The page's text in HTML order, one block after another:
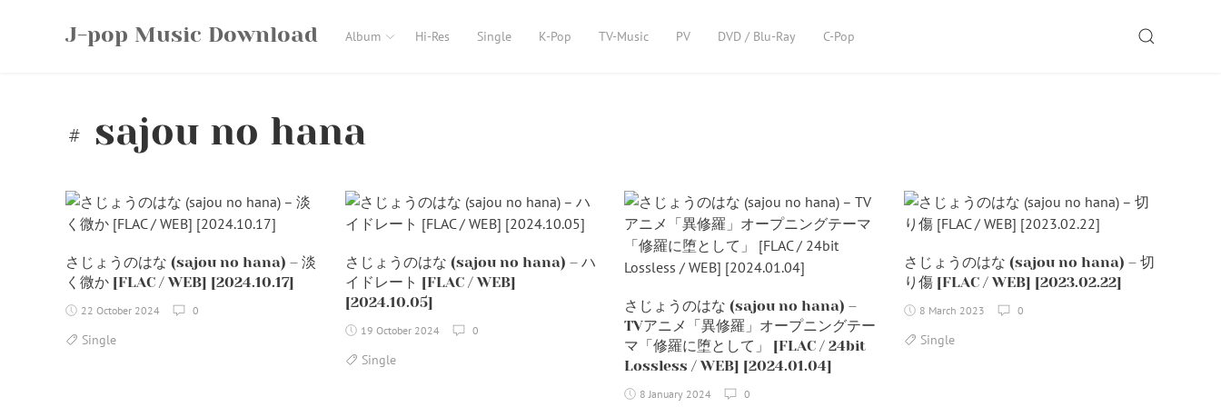
J-pop Music Download Album Hi-Res Single K-Pop TV-Music PV DVD / Blu-Ray C-Pop SEARCH
sajou no hana
さじょうのはな (sajou no hana) – 淡
く微か [FLAC / WEB] [2024.10.17]
22 October 2024 0
Single
さじょうのはな (sajou no hana) – ハ
イドレート [FLAC / WEB]
[2024.10.05]
19 October 2024 0
Single
さじょうのはな (sajou no hana) –
TVアニメ「異修羅」オープニングテー
マ「修羅に堕として」 [FLAC / 24bit
Lossless / WEB] [2024.01.04]
8 January 2024 0
さじょうのはな (sajou no hana) – 切
り傷 [FLAC / WEB] [2023.02.22]
8 March 2023 0
Single